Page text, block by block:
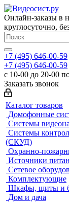
Онлайн-заказы в
круглосуточно,
+7 (495) 646-00-59
+7 (495) 646-00-59
с 10-00 до 20-00
Заказать звонок
Каталог товаров
Домофонные
Системы
Системы
(СКУД)
Охранно-
Источники
Сетевое
Комплектующие
Шкафы, щиты и
Дом и дача